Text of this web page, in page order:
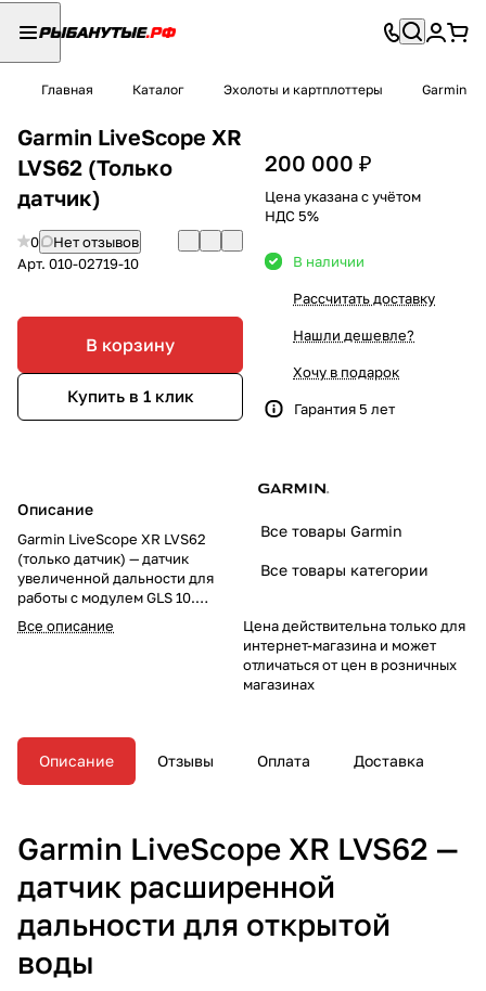
Главная Каталог Эхолоты и картплоттеры Garmin
Garmin LiveScope XR
LVS62 (Только
датчик)
0
Нет отзывов
Арт. 010-02719-10
В корзину
Купить в 1 клик
Описание
Garmin LiveScope XR LVS62
(только датчик) — датчик
увеличенной дальности для
работы с модулем GLS 10.
Позволяет сканировать
большие дистанции вперёд и
Все описание
200 000 ₽
Цена указана с учётом
НДС 5%
В наличии
Рассчитать доставку
Нашли дешевле?
Хочу в подарок
Гарантия 5 лет
Все товары Garmin
Все товары категории
Цена действительна только для
интернет-магазина и может
отличаться от цен в розничных
магазинах
Описание Отзывы Оплата Доставка
Garmin LiveScope XR LVS62 —
датчик расширенной
дальности для открытой
воды